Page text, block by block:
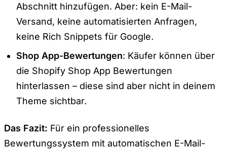
Abschnitt hinzufügen. Aber: kein E-Mail-
Versand, keine automatisierten Anfragen,
keine Rich Snippets für Google.
Shop App-Bewertungen: Käufer können über
die Shopify Shop App Bewertungen
hinterlassen – diese sind aber nicht in deinem
Theme sichtbar.
Das Fazit: Für ein professionelles
Bewertungssystem mit automatischen E-Mail-